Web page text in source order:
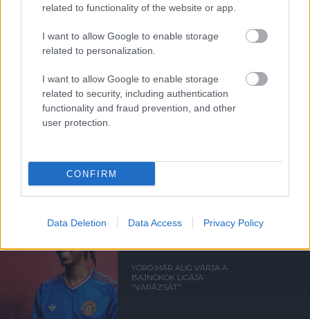
related to functionality of the website or app.
I want to allow Google to enable storage
related to personalization.
I want to allow Google to enable storage
related to security, including authentication
functionality and fraud prevention, and other
user protection.
CONFIRM
Data Deletion Data Access Privacy Policy
Támogasd adományoddal
a ManUtdFanatics.hu működését!
Kapcsolódó hírek
BAJNOKOK LIGÁJA
YORO MÁR ALIG VÁRJA A
BAJNOKOK LIGÁJA
"VARÁZSÁT"